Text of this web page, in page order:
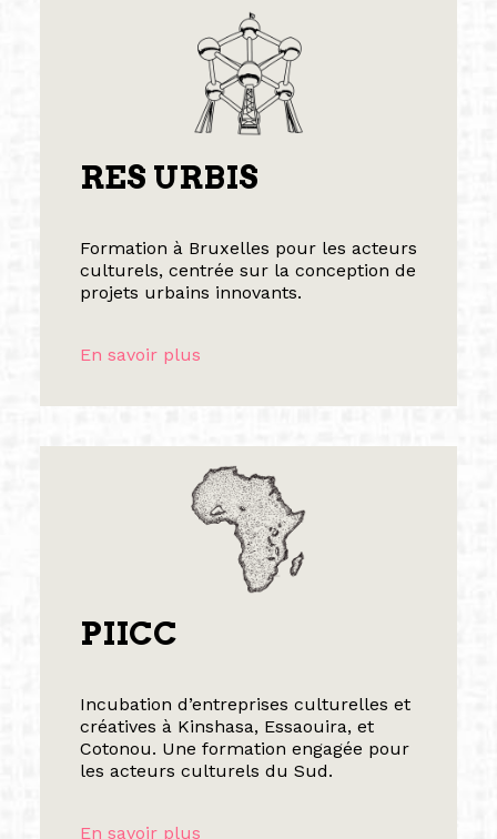
RES URBIS
Formation à Bruxelles pour les acteurs
culturels, centrée sur la conception de
projets urbains innovants.
En savoir plus
PIICC
Incubation d’entreprises culturelles et
créatives à Kinshasa, Essaouira, et
Cotonou. Une formation engagée pour
les acteurs culturels du Sud.
En savoir plus